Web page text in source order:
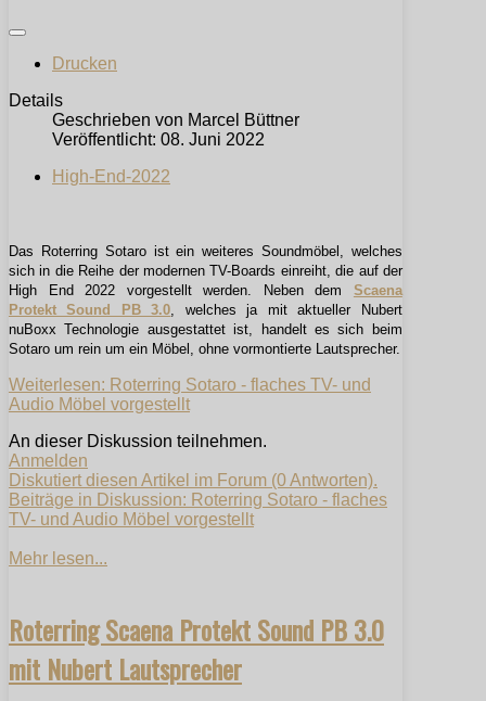
Drucken
Details
Geschrieben von Marcel Büttner
Veröffentlicht: 08. Juni 2022
High-End-2022
Das Roterring Sotaro ist ein weiteres Soundmöbel, welches
sich in die Reihe der modernen TV-Boards einreiht, die auf der
High End 2022 vorgestellt werden. Neben dem Scaena
Protekt Sound PB 3.0 , welches ja mit aktueller Nubert
nuBoxx Technologie ausgestattet ist, handelt es sich beim
Sotaro um rein um ein Möbel, ohne vormontierte Lautsprecher.
Weiterlesen: Roterring Sotaro - flaches TV- und
Audio Möbel vorgestellt
An dieser Diskussion teilnehmen.
Anmelden
Diskutiert diesen Artikel im Forum (0 Antworten).
Beiträge in Diskussion: Roterring Sotaro - flaches
TV- und Audio Möbel vorgestellt
Mehr lesen...
Roterring Scaena Protekt Sound PB 3.0
mit Nubert Lautsprecher